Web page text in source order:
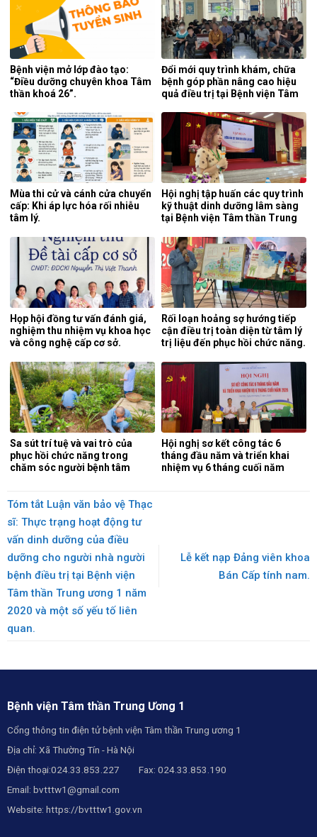
Bệnh viện mở lớp đào tạo:
“Điều dưỡng chuyên khoa Tâm
thần khoá 26”.
Đổi mới quy trình khám, chữa
bệnh góp phần nâng cao hiệu
quả điều trị tại Bệnh viện Tâm
Mùa thi cử và cánh cửa chuyển
cấp: Khi áp lực hóa rối nhiễu
tâm lý.
Hội nghị tập huấn các quy trình
kỹ thuật dinh dưỡng lâm sàng
tại Bệnh viện Tâm thần Trung
Họp hội đồng tư vấn đánh giá,
nghiệm thu nhiệm vụ khoa học
và công nghệ cấp cơ sở.
Rối loạn hoảng sợ hướng tiếp
cận điều trị toàn diện từ tâm lý
trị liệu đến phục hồi chức năng.
Sa sút trí tuệ và vai trò của
phục hồi chức năng trong
chăm sóc người bệnh tâm
Hội nghị sơ kết công tác 6
tháng đầu năm và triển khai
nhiệm vụ 6 tháng cuối năm
Tóm tắt Luận văn bảo vệ Thạc
sĩ: Thực trạng hoạt động tư
vấn dinh dưỡng của điều
dưỡng cho người nhà người
bệnh điều trị tại Bệnh viện
Tâm thần Trung ương 1 năm
2020 và một số yếu tố liên
quan.
Lễ kết nạp Đảng viên khoa
Bán Cấp tính nam.
Bệnh viện Tâm thần Trung Ương 1
Cổng thông tin điện tử bệnh viện Tâm thần Trung ương 1
Địa chỉ: Xã Thường Tín - Hà Nội
Điện thoại:024.33.853.227 Fax: 024.33.853.190
Email: bvtttw1@gmail.com
Website: https://bvtttw1.gov.vn